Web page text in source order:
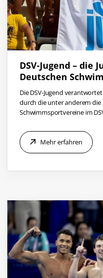
DSV-Jugend – die
Deutschen
Die DSV-Jugend
durch die unter anderem
Schwimmsportvereine im
Mehr erfahren